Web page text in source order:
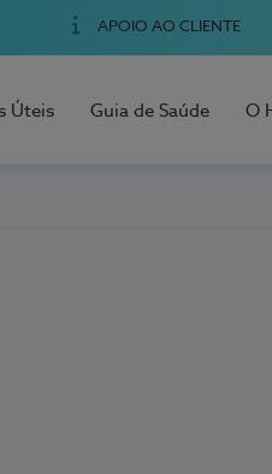
APOIO AO CLIENTE
Úteis Guia de Saúde O